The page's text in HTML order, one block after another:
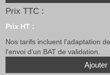
Prix TTC :
Prix HT :
Nos tarifs incluent l'adaptation
l'envoi d'un BAT de validation.
Ajouter